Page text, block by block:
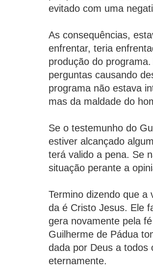
evitado com uma
As consequências,
enfrentar, teria
produção do
perguntas causando
programa não estava
mas da maldade do
Se o testemunho do
estiver alcançado
terá valido a pena. Se
situação perante a
Termino dizendo que a
da é Cristo Jesus. Ele
gera novamente pela
Guilherme de Pádua
dada por Deus a todos
eternamente.